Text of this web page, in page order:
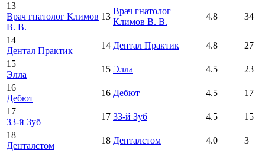
13
Врач гнатолог Климов
В. В.
13
Врач гнатолог
Климов В. В.
4.8 34
14
Дентал Практик
14 Дентал Практик 4.8
27
15
Элла
15 Элла 4.5
23
16
Дебют
16 Дебют 4.5
17
17
33-й Зуб
17 33-й Зуб 4.5
15
18
Денталстом
18 Денталстом 4.0
3